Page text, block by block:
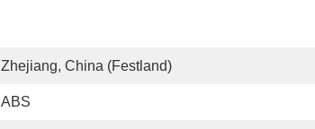
Zhejiang, China (Festland)
ABS